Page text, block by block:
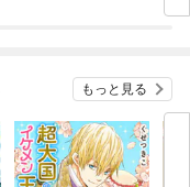
もっと見る